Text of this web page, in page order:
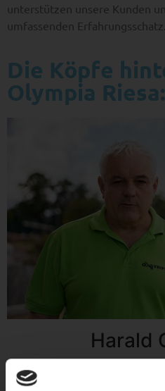
unterstützen unsere Kunden
umfassenden Erfahrungsschatz.
Die Köpfe
Olympia Riesa:
Harald
Bob-Olympiasieger,